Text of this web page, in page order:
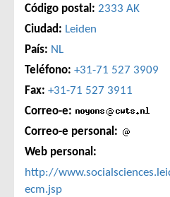
Código postal: 2333 AK
Ciudad: Leiden
País: NL
Teléfono: +31-71 527 3909
Fax: +31-71 527 3911
Correo-e:
Correo-e personal:
Web personal:
http://
ecm.jsp